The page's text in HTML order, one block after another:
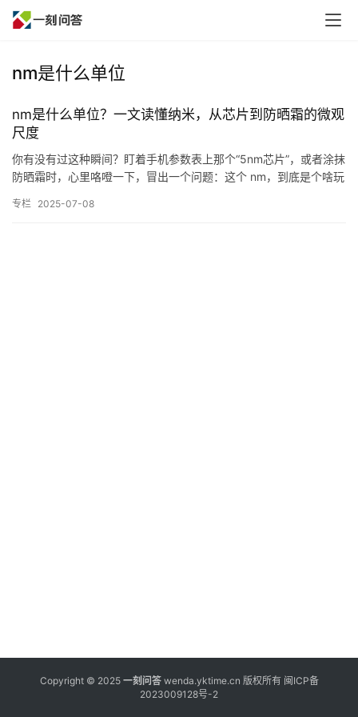
nm是什么单位
nm是什么单位？一文读懂纳米，从芯片到防晒霜的微观
尺度
你有没有过这种瞬间？盯着手机参数表上那个“5nm芯片”，或者涂抹
防晒霜时，心里咯噔一下，冒出一个问题：这个 nm，到底是个啥玩
专栏 2025-07-08
Copyright © 2025 一刻问答wenda.yktime.cn 版权所有 闽ICP备
2023009128号-2